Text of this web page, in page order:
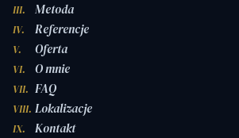
III. Metoda
IV. Referencje
V. Oferta
VI. O mnie
VII. FAQ
VIII. Lokalizacje
IX. Kontakt